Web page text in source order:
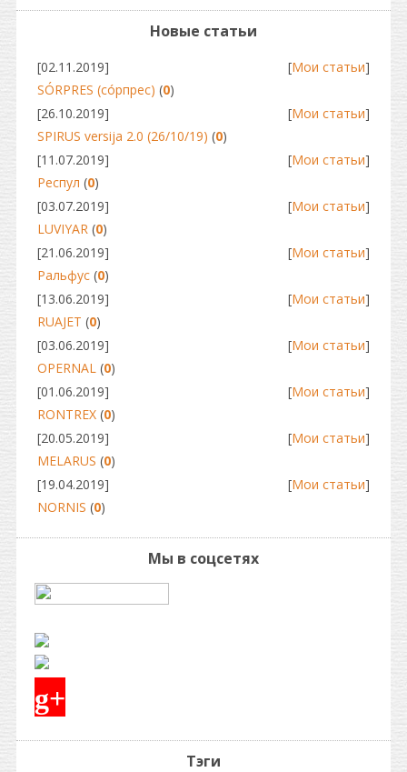
Новые статьи
[02.11.2019] [Мои статьи]
SÓRPRES (сóрпрес) (0)
[26.10.2019]
[Мои статьи]
SPIRUS versija 2.0 (26/10/19) (0)
[11.07.2019]
[Мои статьи]
Респул (0)
[03.07.2019]
[Мои статьи]
LUVIYAR (0)
[21.06.2019]
[Мои статьи]
Ральфус (0)
[13.06.2019]
[Мои статьи]
RUAJET (0)
[03.06.2019]
[Мои статьи]
OPERNAL (0)
[01.06.2019]
[Мои статьи]
RONTREX (0)
[20.05.2019]
[Мои статьи]
MELARUS (0)
[19.04.2019]
[Мои статьи]
NORNIS (0)
Мы в соцсетях
g+
Тэги